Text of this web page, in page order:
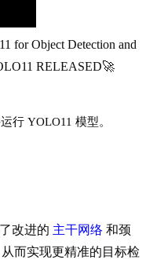
for Object Detection and
RELEASED🚀
行 YOLO11 模型。
改进的 主干网络 和颈
而实现更精准的目标检